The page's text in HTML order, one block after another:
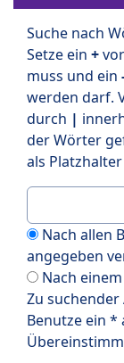
Suche nach
Setze ein +
muss und ein
werden darf.
durch |
der Wörter
als
Nach allen
angegeben
Nach
Zu suchender
Benutze ein *